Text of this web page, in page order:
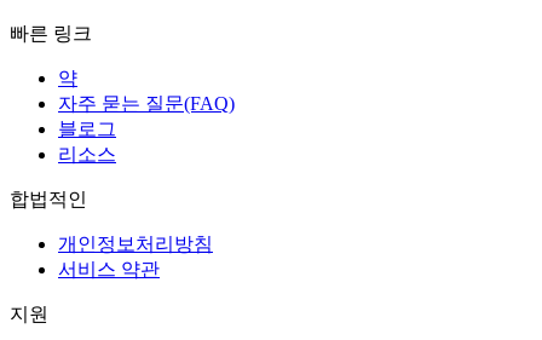
빠른 링크
약
자주 묻는 질문(FAQ)
블로그
리소스
합법적인
개인정보처리방침
서비스 약관
지원